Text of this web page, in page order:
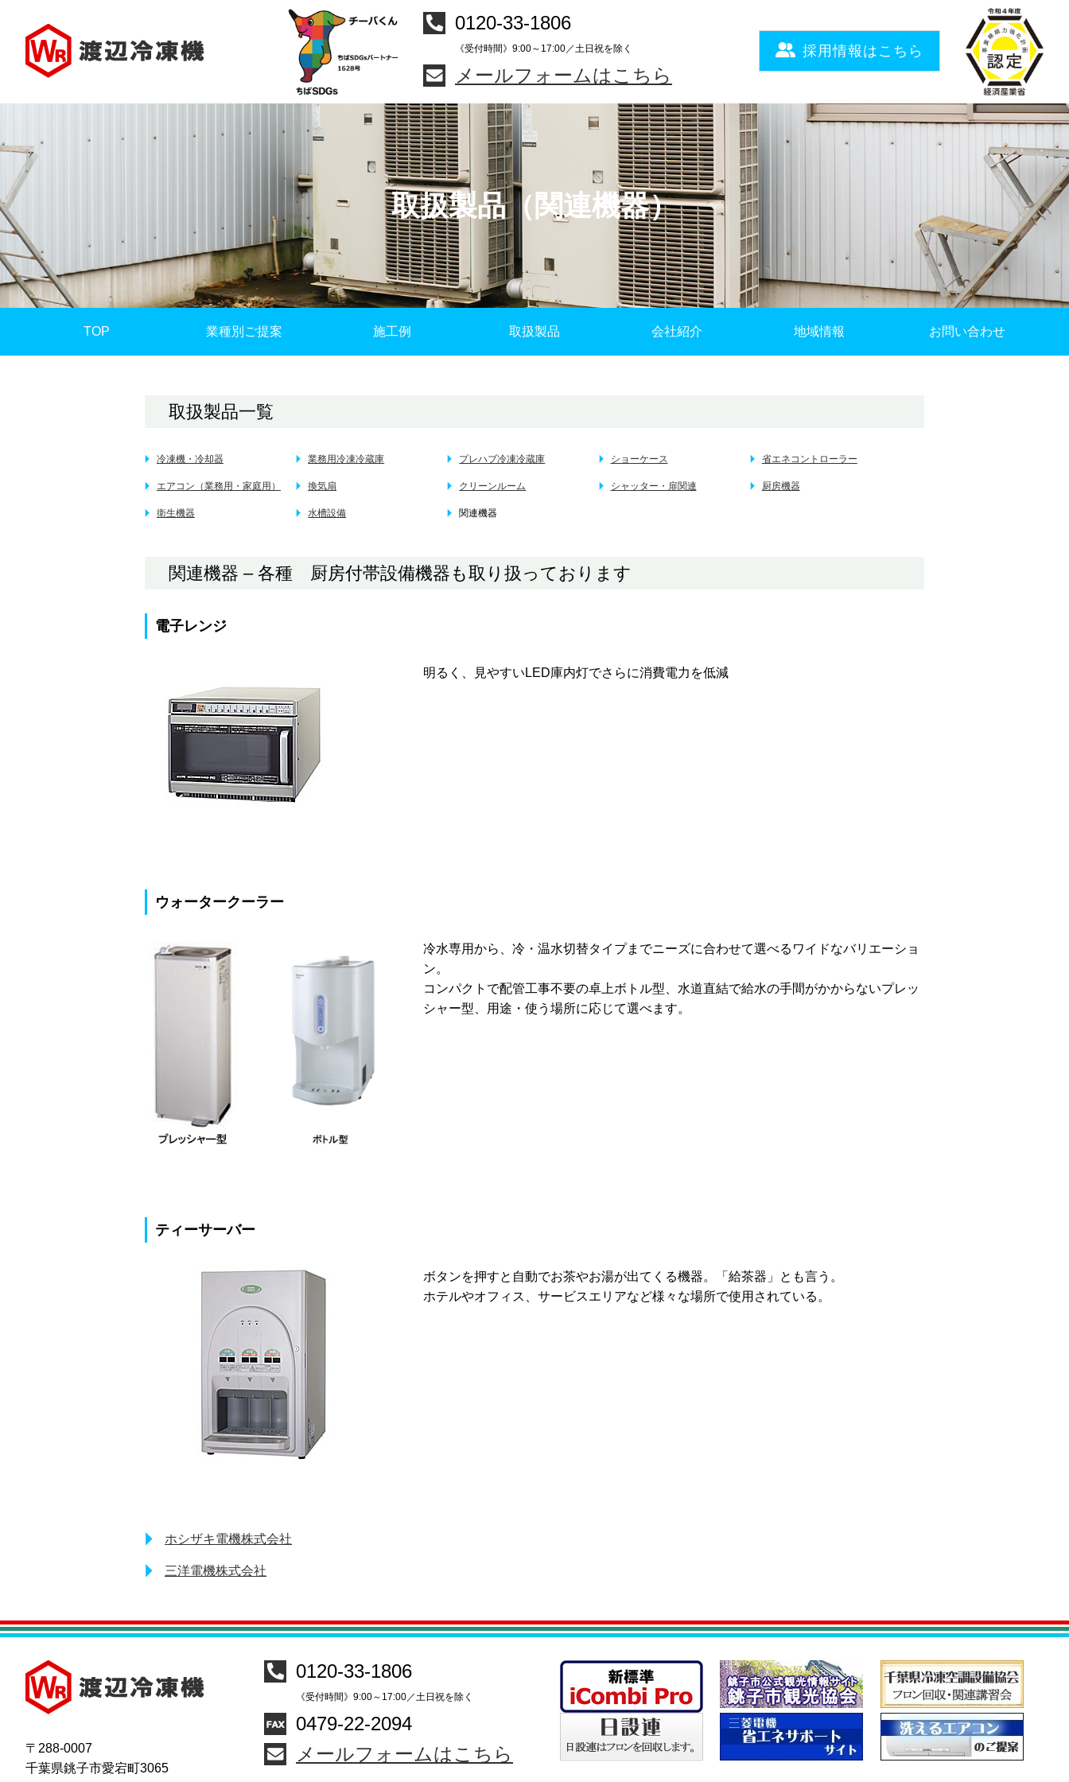
0120-33-1806
《受付時間》9:00～17:00／土日祝を除く
メールフォームはこちら
採用情報はこちら
取扱製品（関連機器）
TOP 業種別ご提案 施工例 取扱製品 会社紹介 地域情報 お問い合わせ
取扱製品一覧
冷凍機・冷却器 業務用冷凍冷蔵庫 プレハブ冷凍冷蔵庫 ショーケース 省エネコントローラー
エアコン（業務用・家庭用） 換気扇 クリーンルーム シャッター・扉関連 厨房機器
衛生機器 水槽設備 関連機器
関連機器 – 各種 厨房付帯設備機器も取り扱っております
電子レンジ
明るく、見やすいLED庫内灯でさらに消費電力を低減
ウォータークーラー
冷水専用から、冷・温水切替タイプまでニーズに合わせて選べるワイドなバリエーショ
ン。
コンパクトで配管工事不要の卓上ボトル型、水道直結で給水の手間がかからないプレッ
シャー型、用途・使う場所に応じて選べます。
ティーサーバー
ボタンを押すと自動でお茶やお湯が出てくる機器。「給茶器」とも言う。
ホテルやオフィス、サービスエリアなど様々な場所で使用されている。
ホシザキ電機株式会社
三洋電機株式会社
〒288-0007
千葉県銚子市愛宕町3065
0120-33-1806
《受付時間》9:00～17:00／土日祝を除く
0479-22-2094
メールフォームはこちら